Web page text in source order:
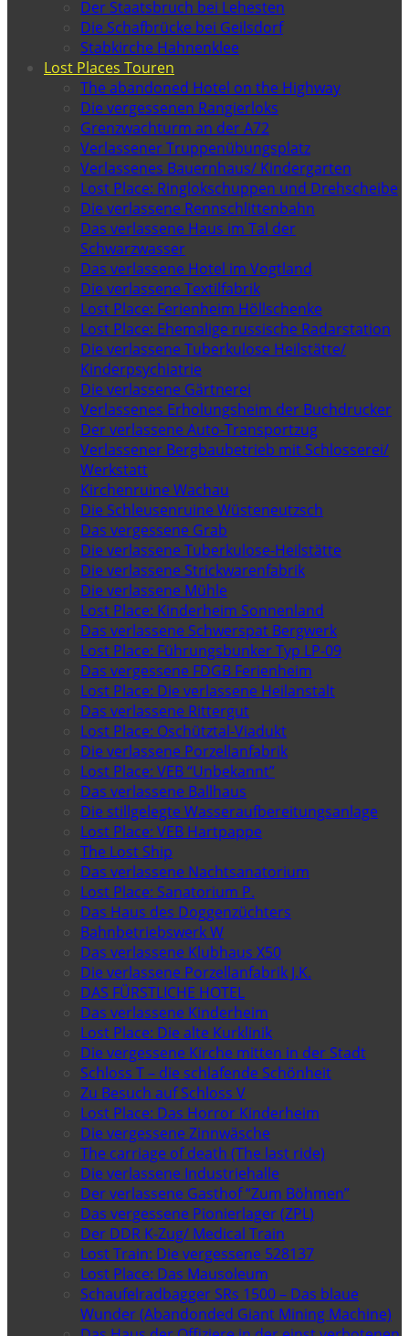
Der Staatsbruch bei Lehesten
Die Schafbrücke bei Geilsdorf
Stabkirche Hahnenklee
Lost Places Touren
The abandoned Hotel on the Highway
Die vergessenen Rangierloks
Grenzwachturm an der A72
Verlassener Truppenübungsplatz
Verlassenes Bauernhaus/ Kindergarten
Lost Place: Ringlokschuppen und Drehscheibe
Die verlassene Rennschlittenbahn
Das verlassene Haus im Tal der
Schwarzwasser
Das verlassene Hotel im Vogtland
Die verlassene Textilfabrik
Lost Place: Ferienheim Höllschenke
Lost Place: Ehemalige russische Radarstation
Die verlassene Tuberkulose Heilstätte/
Kinderpsychiatrie
Die verlassene Gärtnerei
Verlassenes Erholungsheim der Buchdrucker
Der verlassene Auto-Transportzug
Verlassener Bergbaubetrieb mit Schlosserei/
Werkstatt
Kirchenruine Wachau
Die Schleusenruine Wüsteneutzsch
Das vergessene Grab
Die verlassene Tuberkulose-Heilstätte
Die verlassene Strickwarenfabrik
Die verlassene Mühle
Lost Place: Kinderheim Sonnenland
Das verlassene Schwerspat Bergwerk
Lost Place: Führungsbunker Typ LP-09
Das vergessene FDGB Ferienheim
Lost Place: Die verlassene Heilanstalt
Das verlassene Rittergut
Lost Place: Oschütztal-Viadukt
Die verlassene Porzellanfabrik
Lost Place: VEB “Unbekannt”
Das verlassene Ballhaus
Die stillgelegte Wasseraufbereitungsanlage
Lost Place: VEB Hartpappe
The Lost Ship
Das verlassene Nachtsanatorium
Lost Place: Sanatorium P.
Das Haus des Doggenzüchters
Bahnbetriebswerk W
Das verlassene Klubhaus X50
Die verlassene Porzellanfabrik J.K.
DAS FÜRSTLICHE HOTEL
Das verlassene Kinderheim
Lost Place: Die alte Kurklinik
Die vergessene Kirche mitten in der Stadt
Schloss T – die schlafende Schönheit
Zu Besuch auf Schloss V
Lost Place: Das Horror Kinderheim
Die vergessene Zinnwäsche
The carriage of death (The last ride)
Die verlassene Industriehalle
Der verlassene Gasthof “Zum Böhmen”
Das vergessene Pionierlager (ZPL)
Der DDR K-Zug/ Medical Train
Lost Train: Die vergessene 528137
Lost Place: Das Mausoleum
Schaufelradbagger SRs 1500 – Das blaue
Wunder (Abandonded Giant Mining Machine)